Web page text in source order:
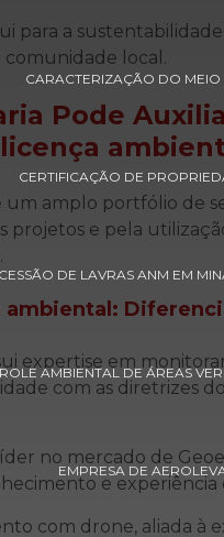
CARACTERIZAÇÃO DO MEIO
CERTIFICAÇÃO DE
DE LAVRAS ANM EM
AMBIENTAL DE ÁREAS
EMPRESA DE
para a
comunidade local.
Pode
um amplo portfólio de
projetos e pela
:
expertise em
com as diretrizes
no mercado de
e experiência
com drone, aliada à